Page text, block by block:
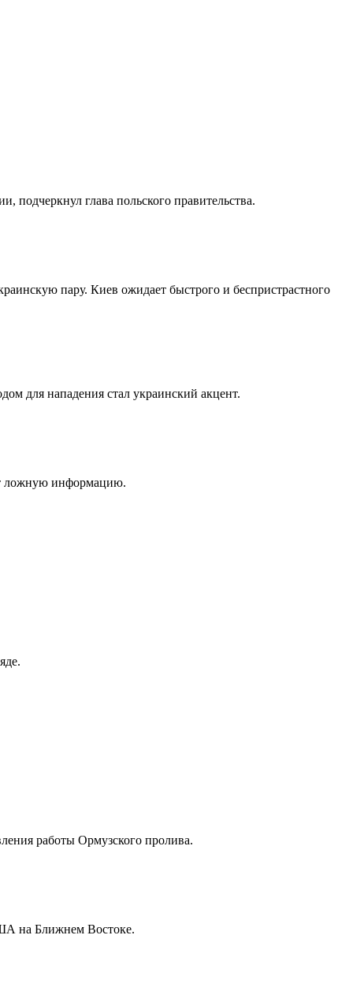
подчеркнул глава польского правительства.
пару. Киев ожидает быстрого и беспристрастного
для нападения стал украинский акцент.
ложную информацию.
работы Ормузского пролива.
на Ближнем Востоке.